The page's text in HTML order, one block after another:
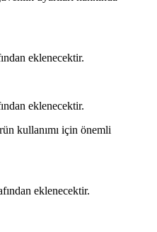
eklenecektir.
eklenecektir.
kullanımı için önemli
eklenecektir.